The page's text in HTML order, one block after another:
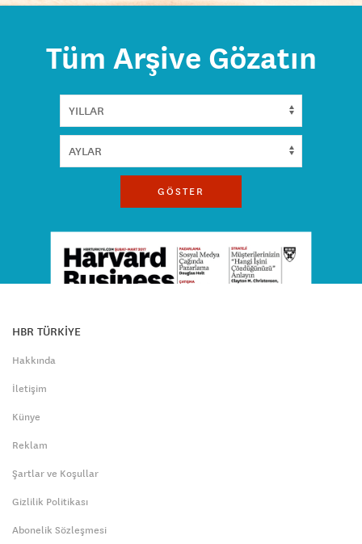
Tüm Arşive Gözatın
GÖSTER
HBR TÜRKİYE
Hakkında
İletişim
Künye
Reklam
Şartlar ve Koşullar
Gizlilik Politikası
Abonelik Sözleşmesi